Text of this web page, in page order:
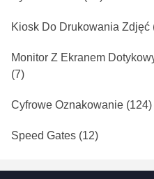
Kiosk Do Drukowania Zdjęć
Monitor Z Ekranem
(7)
Cyfrowe Oznakowanie (124)
Speed ​​Gates (12)